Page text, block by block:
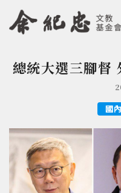
Jump
Jump
您在這裡
總統大選三腳督
國內